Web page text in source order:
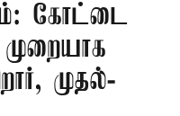
கோட்டை
முதல்-